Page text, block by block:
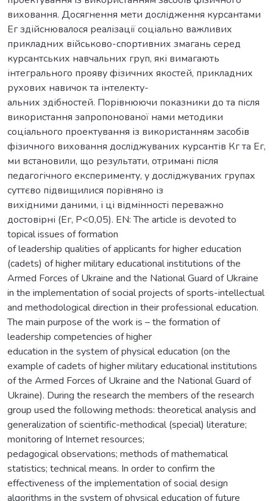
виховання. Досягнення мети дослідження курсантами
Ег здійснювалося реалізації соціально важливих
прикладних військово-спортивних змагань серед
курсантських навчальних груп, які вимагають
інтегрального прояву фізичних якостей, прикладних
рухових навичок та інтелекту-
альних здібностей. Порівнюючи показники до та після
використання запропонованої нами методики
соціального проектування із використанням засобів
фізичного виховання досліджуваних курсантів Кг та Ег,
ми встановили, що результати, отримані після
педагогічного експерименту, у досліджуваних групах
суттєво підвищилися порівняно із
вихідними даними, і ці відмінності переважно
достовірні (Ег, P<0,05). EN: The article is devoted to
topical issues of formation
of leadership qualities of applicants for higher education
(cadets) of higher military educational institutions of the
Armed Forces of Ukraine and the National Guard of Ukraine
in the implementation of social projects of sports-intellectual
and methodological direction in their professional education.
The main purpose of the work is – the formation of
leadership competencies of higher
education in the system of physical education (on the
example of cadets of higher military educational institutions
of the Armed Forces of Ukraine and the National Guard of
Ukraine). During the research the members of the research
group used the following methods: theoretical analysis and
generalization of scientific-methodical (special) literature;
monitoring of Internet resources;
pedagogical observations; methods of mathematical
statistics; technical means. In order to confirm the
effectiveness of the implementation of social design
algorithms in the system of physical education of future